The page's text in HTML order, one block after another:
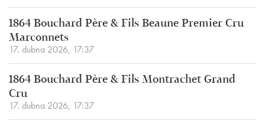
1864 Bouchard Père & Fils Beaune Premier Cru
Marconnets
17. dubna 2026, 17:37
1864 Bouchard Père & Fils Montrachet Grand
Cru
17. dubna 2026, 17:37